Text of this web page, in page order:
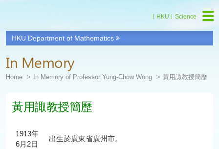
HKU Science
HKU Department of Mathematics
main
Content
In Memory
Home In Memory of Professor Yung-Chow Wong 黃用諏教授簡歷
黃用諏教授簡歷
1913年
6月2日
出生於廣東省廣州市。